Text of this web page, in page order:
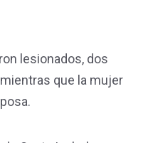
lesionados, dos
que la mujer